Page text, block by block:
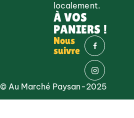
localement.
À VOS
PANIERS !
Nous
suivre
© Au Marché Paysan-2025